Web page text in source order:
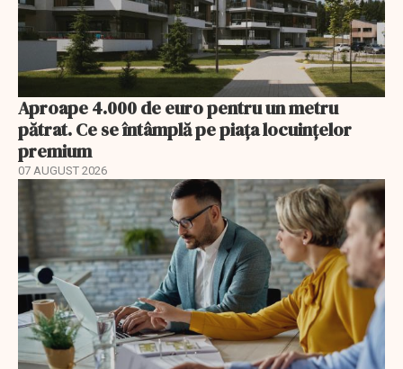
Aproape 4.000 de euro pentru un metru
pătrat. Ce se întâmplă pe piața locuințelor
premium
07 AUGUST 2026